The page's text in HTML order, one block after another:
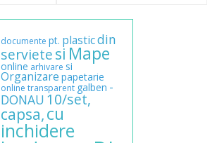
documente pt. plasticdin
servietesi Mape
online arhivare si
Organizare papetarie
online transparent galben -
DONAU 10/set,
capsa,cu
inchidere